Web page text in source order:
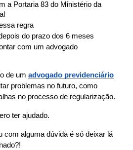
a Portaria 83 do Ministério da
regra
do prazo dos 6 meses
com um advogado
de um advogado previdenciário
problemas no futuro, como
no processo de regularização.
ter ajudado.
com alguma dúvida é só deixar lá